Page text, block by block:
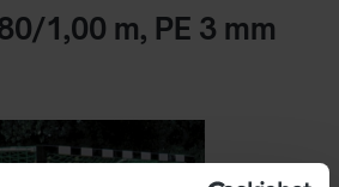
1,00 m, PE 3 mm